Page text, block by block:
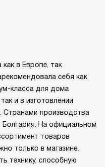
в Европе, так
себя как
класса для дома
и в изготовлении
Странами производства
Болгария. На официальном
товаров
только в магазине.
технику, способную